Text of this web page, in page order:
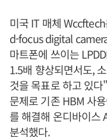
미국 IT 매체
d-focus digital
마트폰에 쓰이는
1.5배 향상되면서도,
것을 목표로 하고 있
문제로 기존 HBM 사
를 해결해 온디바이스
분석했다.